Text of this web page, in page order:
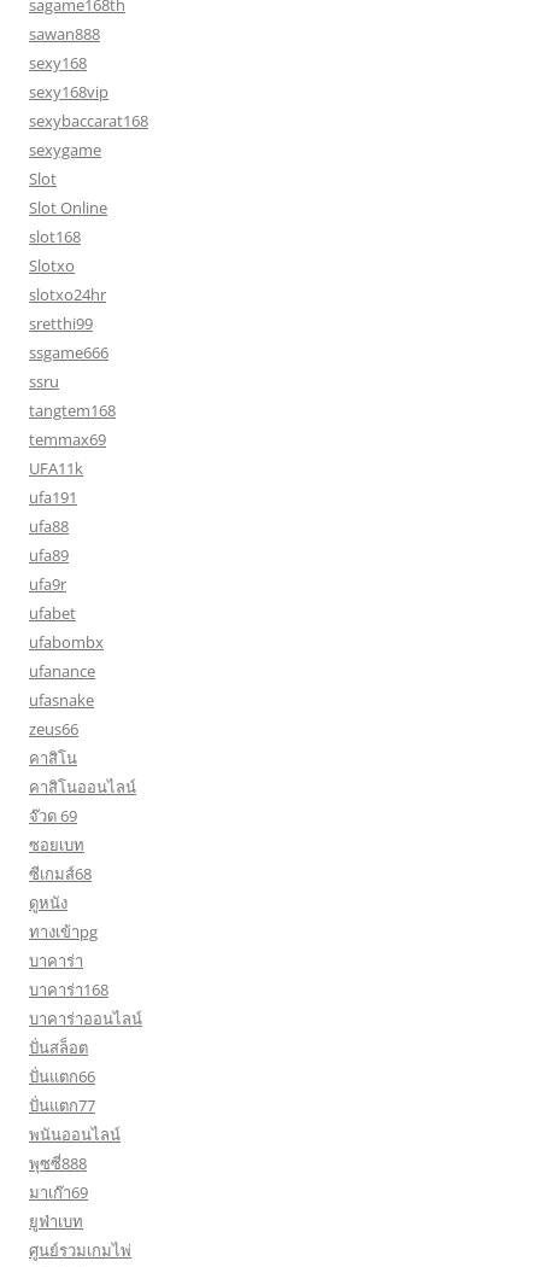
sagame168th
sawan888
sexy168
sexy168vip
sexybaccarat168
sexygame
Slot
Slot Online
slot168
Slotxo
slotxo24hr
sretthi99
ssgame666
ssru
tangtem168
temmax69
UFA11k
ufa191
ufa88
ufa89
ufa9r
ufabet
ufabombx
ufanance
ufasnake
zeus66
คาสิโน
คาสิโนออนไลน์
จ๊วด 69
ซอยเบท
ซีเกมส์68
ดูหนัง
ทางเข้าpg
บาคาร่า
บาคาร่า168
บาคาร่าออนไลน์
ปั่นสล็อต
ปั่นแตก66
ปั่นแตก77
พนันออนไลน์
พุซซี่888
มาเก๊า69
ยูฟ่าเบท
ศูนย์รวมเกมไพ่